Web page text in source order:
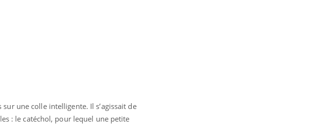
une colle intelligente. Il s’agissait de
: le catéchol, pour lequel une petite